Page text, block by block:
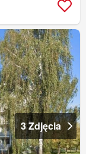
3 Zdjęcia